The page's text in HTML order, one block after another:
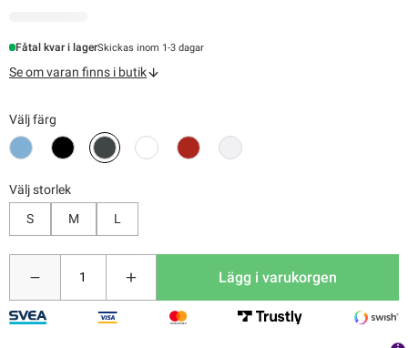
Fåtal kvar i lagerSkickas inom 1-3 dagar
Se om varan finns i butik
Välj färg
Välj storlek
S
M L
Lägg i varukorgen